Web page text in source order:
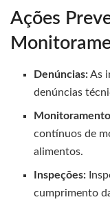
Ações
Denúncias:As
denúncias
contínuos de
alimentos.
Inspeções:
cumprimento